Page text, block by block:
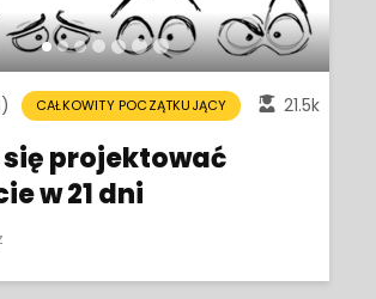
CAŁKOWITY POCZĄTKUJĄCY 21.5k
się projektować
w 21 dni